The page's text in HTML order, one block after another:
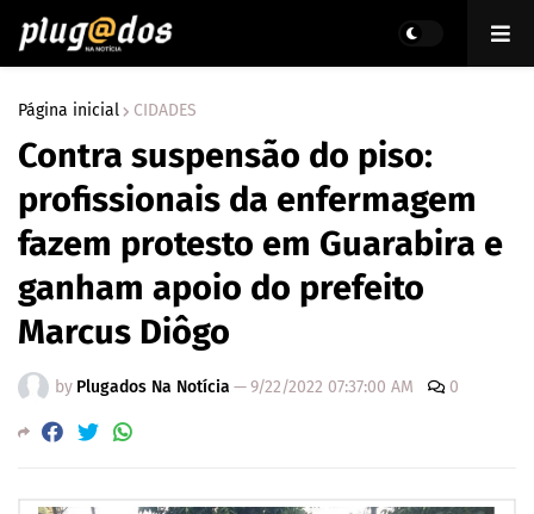
Página inicial CIDADES
Contra suspensão do piso:
profissionais da enfermagem
fazem protesto em Guarabira e
ganham apoio do prefeito
Marcus Diôgo
by Plugados Na Notícia —9/22/2022 07:37:00 AM 0